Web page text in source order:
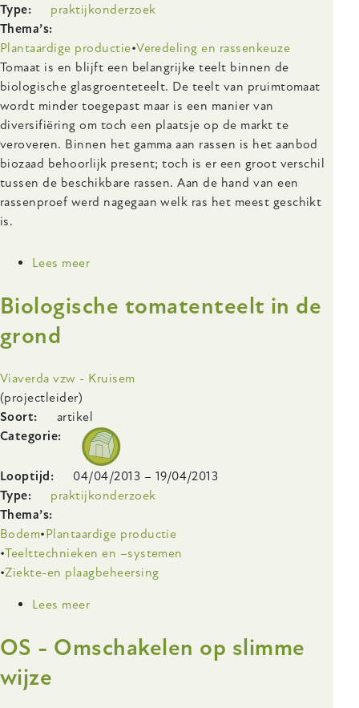
Type
praktijkonderzoek
Thema’s
Plantaardige productie Veredeling en rassenkeuze
Body
Tomaat is en blijft een belangrijke teelt binnen de
biologische glasgroenteteelt. De teelt van pruimtomaat
wordt minder toegepast maar is een manier van
diversifiëring om toch een plaatsje op de markt te
veroveren. Binnen het gamma aan rassen is het aanbod
biozaad behoorlijk present; toch is er een groot verschil
tussen de beschikbare rassen. Aan de hand van een
rassenproef werd nagegaan welk ras het meest geschikt
is.
Lees meer
pruimtomaat:
Biologische tomatenteelt in de
grond
Onderzoeksinstelling
Viaverda vzw - Kruisem
(projectleider)
Soort
artikel
Categorie
Looptijd 04/04/2013 – 19/04/2013
Type
praktijkonderzoek
Thema’s
Bodem Plantaardige productie
Teelttechnieken en –systemen
Ziekte-en plaagbeheersing
Lees meer
tomatenteelt
OS - Omschakelen op slimme
wijze